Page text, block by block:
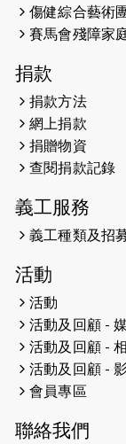
2026-05-07
2026-04-30
2026-04-25
2026-04-24
2026-04-23
2026-04-19
2026-04-16
2026-04-12
傷健綜合藝術
賽馬會殘障家
捐款
捐款方法
網上捐款
捐贈物資
查閱捐款記錄
義工服務
義工種類及招
活動
活動
活動及回顧 -
活動及回顧 -
活動及回顧 -
會員專區
聯絡我們